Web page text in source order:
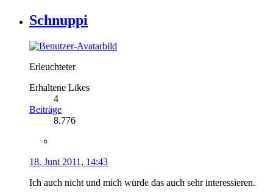
Schnuppi
Erleuchteter
Erhaltene Likes
4
Beiträge
8.776
18. Juni 2011, 14:43
Ich auch nicht und mich würde das auch sehr interessieren.